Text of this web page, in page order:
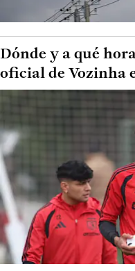
Dónde y a qué
oficial de Vozinha